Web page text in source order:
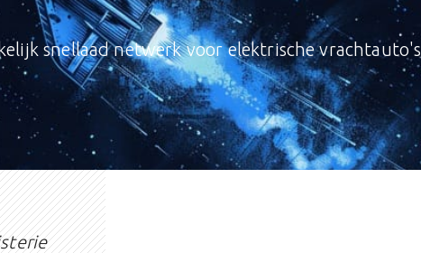
snellaad netwerk voor elektrische vrachtauto's